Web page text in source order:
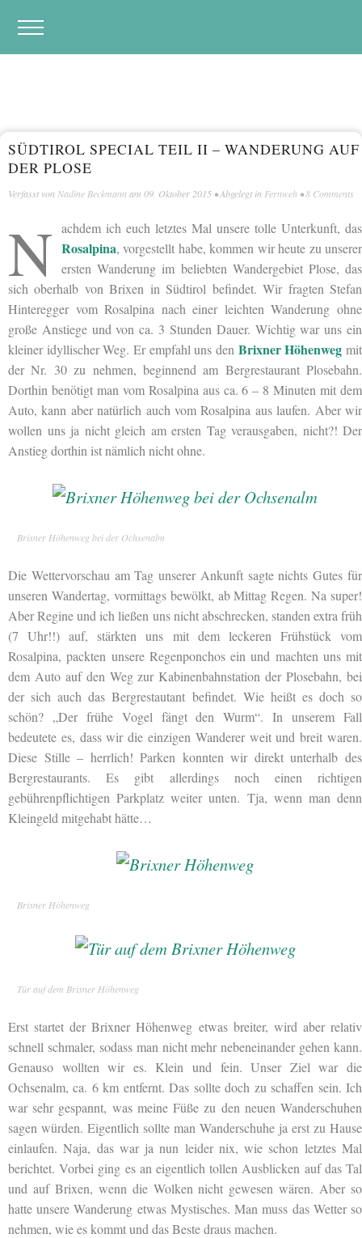
SÜDTIROL SPECIAL TEIL II – WANDERUNG AUF
DER PLOSE
Verfasst von Nadine Beckmann am 09. Oktober 2015 • Abgelegt in Fernweh •8 Comments
N achdem ich euch letztes Mal unsere tolle Unterkunft, das
Rosalpina, vorgestellt habe, kommen wir heute zu unserer
ersten Wanderung im beliebten Wandergebiet Plose, das
sich oberhalb von Brixen in Südtirol befindet. Wir fragten Stefan
Hinteregger vom Rosalpina nach einer leichten Wanderung ohne
große Anstiege und von ca. 3 Stunden Dauer. Wichtig war uns ein
kleiner idyllischer Weg. Er empfahl uns den Brixner Höhenweg mit
der Nr. 30 zu nehmen, beginnend am Bergrestaurant Plosebahn.
Dorthin benötigt man vom Rosalpina aus ca. 6 – 8 Minuten mit dem
Auto, kann aber natürlich auch vom Rosalpina aus laufen. Aber wir
wollen uns ja nicht gleich am ersten Tag verausgaben, nicht?! Der
Anstieg dorthin ist nämlich nicht ohne.
Brixner Höhenweg bei der Ochsenalm
Die Wettervorschau am Tag unserer Ankunft sagte nichts Gutes für
unseren Wandertag, vormittags bewölkt, ab Mittag Regen. Na super!
Aber Regine und ichließen uns nicht abschrecken, standen extra früh
(7 Uhr!!) auf, stärkten uns mit dem leckeren Frühstück vom
Rosalpina, packten unsere Regenponchos ein und machten uns mit
dem Auto auf den Weg zur Kabinenbahnstation der Plosebahn, bei
der sich auch das Bergrestautant befindet. Wie heißt es doch so
schön? „Der frühe Vogel fängt den Wurm“. In unserem Fall
bedeutete es, dass wir die einzigen Wanderer weit und breit waren.
Diese Stille – herrlich! Parken konnten wir direkt unterhalb des
Bergrestaurants. Es gibt allerdings noch einen richtigen
gebührenpflichtigen Parkplatz weiter unten. Tja, wenn man denn
Kleingeld mitgehabt hätte…
Brixner Höhenweg
Tür auf dem Brixner Höhenweg
Erst startet der Brixner Höhenweg etwas breiter, wird aber relativ
schnell schmaler, sodass man nicht mehr nebeneinander gehen kann.
Genauso wollten wir es. Klein und fein. Unser Ziel war die
Ochsenalm, ca. 6 km entfernt. Das sollte doch zu schaffen sein. Ich
war sehr gespannt, was meine Füße zu den neuen Wanderschuhen
sagen würden. Eigentlich sollte man Wanderschuhe ja erst zu Hause
einlaufen. Naja, das war ja nun leider nix, wie schon letztes Mal
berichtet. Vorbei ging es an eigentlich tollen Ausblicken auf das Tal
und auf Brixen, wenn die Wolken nicht gewesen wären. Aber so
hatte unsere Wanderung etwas Mystisches. Man muss das Wetter so
nehmen, wie es kommt und das Beste draus machen.